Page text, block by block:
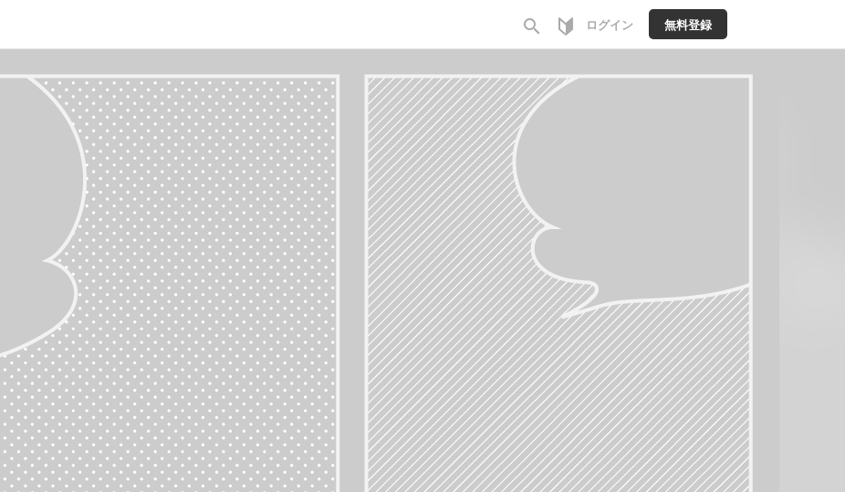
search ログイン 無料登録